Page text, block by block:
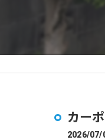
カー
2026/07/